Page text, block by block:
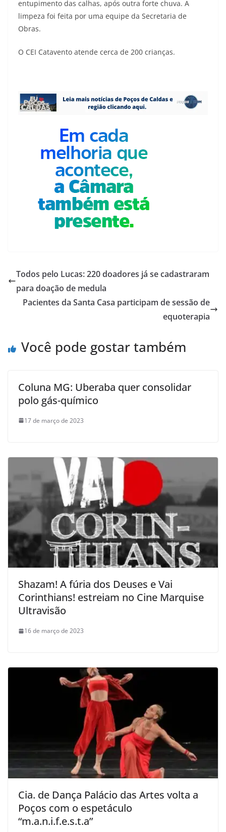
entupimento das calhas, após outra forte chuva. A
limpeza foi feita por uma equipe da Secretaria de
Obras.
O CEI Catavento atende cerca de 200 crianças.
Todos pelo Lucas: 220 doadores já se cadastraram
para doação de medula
Pacientes da Santa Casa participam de sessão de
equoterapia
Você pode gostar também
Coluna MG: Uberaba quer consolidar
polo gás-químico
17 de março de 2023
Shazam! A fúria dos Deuses e Vai
Corinthians! estreiam no Cine Marquise
Ultravisão
16 de março de 2023
Cia. de Dança Palácio das Artes volta a
Poços com o espetáculo
“m.a.n.i.f.e.s.t.a”